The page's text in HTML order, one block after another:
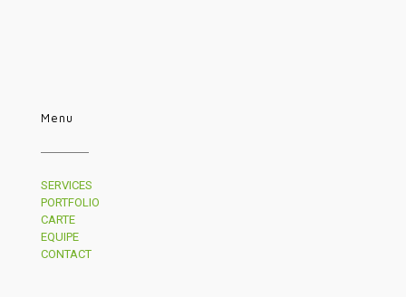
Menu
SERVICES
PORTFOLIO
CARTE
EQUIPE
CONTACT